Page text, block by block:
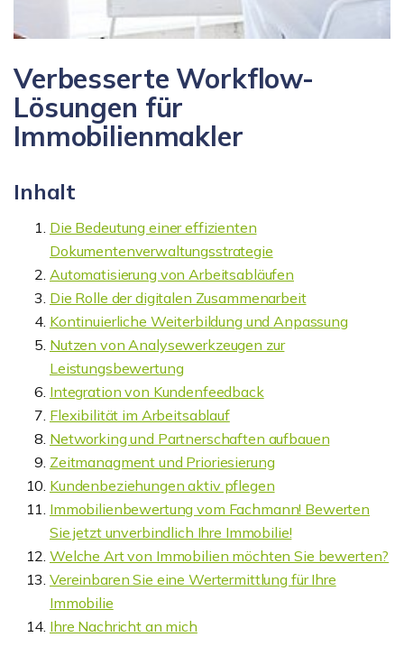
Verbesserte Workflow-
Lösungen für
Immobilienmakler
Inhalt
Die Bedeutung einer effizienten
Dokumentenverwaltungsstrategie
Automatisierung von Arbeitsabläufen
Die Rolle der digitalen Zusammenarbeit
Kontinuierliche Weiterbildung und Anpassung
Nutzen von Analysewerkzeugen zur
Leistungsbewertung
Integration von Kundenfeedback
Flexibilität im Arbeitsablauf
Networking und Partnerschaften aufbauen
Zeitmanagment und Prioriesierung
Kundenbeziehungen aktiv pflegen
Immobilienbewertung vom Fachmann! Bewerten
Sie jetzt unverbindlich Ihre Immobilie!
Welche Art von Immobilien möchten Sie bewerten?
Vereinbaren Sie eine Wertermittlung für Ihre
Immobilie
Ihre Nachricht an mich